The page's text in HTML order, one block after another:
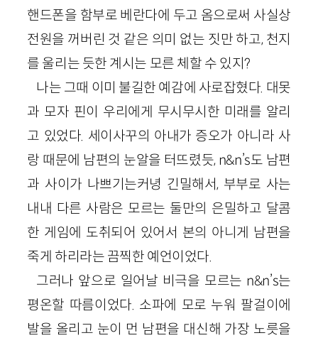
핸드폰을 함부로 베란다에 두고 옴으로써 사실상
전원을 꺼버린 것 같은 의미 없는 짓만 하고, 천지
를 울리는 듯한 계시는 모른 체할 수 있지?
나는 그때 이미 불길한 예감에 사로잡혔다. 대못
과 모자 핀이 우리에게 무시무시한 미래를 알리
고 있었다. 세이사꾸의 아내가 증오가 아니라 사
랑 때문에 남편의 눈알을 터뜨렸듯, n&n’s도 남편
과 사이가 나쁘기는커녕 긴밀해서, 부부로 사는
내내 다른 사람은 모르는 둘만의 은밀하고 달콤
한 게임에 도취되어 있어서 본의 아니게 남편을
죽게 하리라는 끔찍한 예언이었다.
그러나 앞으로 일어날 비극을 모르는 n&n’s는
평온할 따름이었다. 소파에 모로 누워 팔걸이에
발을 올리고 눈이 먼 남편을 대신해 가장 노릇을